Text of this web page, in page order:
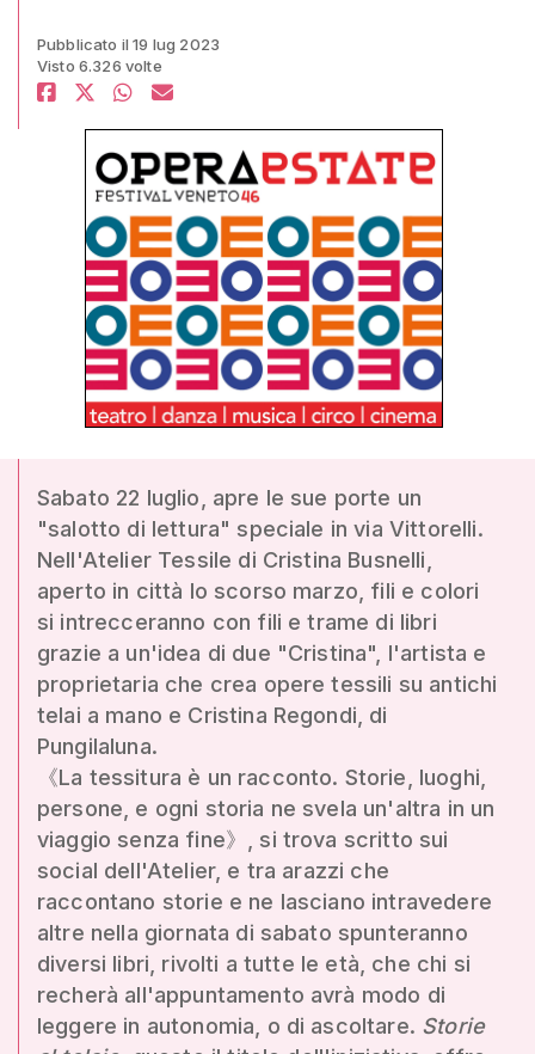
Pubblicato il 19 lug 2023
Visto 6.326 volte
Sabato 22 luglio, apre le sue porte un
"salotto di lettura" speciale in via Vittorelli.
Nell'Atelier Tessile di Cristina Busnelli,
aperto in città lo scorso marzo, fili e colori
si intrecceranno con fili e trame di libri
grazie a un'idea di due "Cristina", l'artista e
proprietaria che crea opere tessili su antichi
telai a mano e Cristina Regondi, di
Pungilaluna.
《La tessitura è un racconto. Storie, luoghi,
persone, e ogni storia ne svela un'altra in un
viaggio senza fine》, si trova scritto sui
social dell'Atelier, e tra arazzi che
raccontano storie e ne lasciano intravedere
altre nella giornata di sabato spunteranno
diversi libri, rivolti a tutte le età, che chi si
recherà all'appuntamento avrà modo di
leggere in autonomia, o di ascoltare. Storie